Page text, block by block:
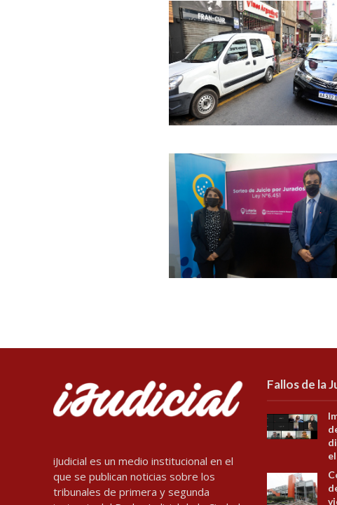
iJudicial es un medio institucional en el
que se publican noticias sobre los
tribunales de primera y segunda
Fallos de la